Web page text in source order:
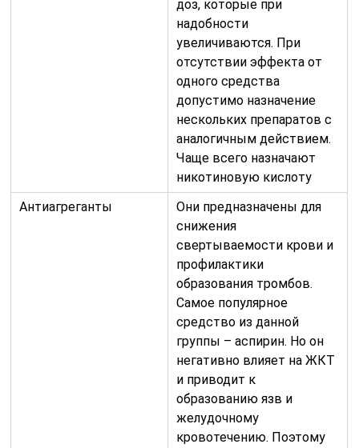
доз, которые при
надобности
увеличиваются. При
отсутствии эффекта от
одного средства
допустимо назначение
нескольких препаратов с
аналогичным действием.
Чаще всего назначают
никотиновую кислоту
Антиагреганты
Они предназначены для
снижения
свертываемости крови и
профилактики
образования тромбов.
Самое популярное
средство из данной
группы – аспирин. Но он
негативно влияет на ЖКТ
и приводит к
образованию язв и
желудочному
кровотечению. Поэтому